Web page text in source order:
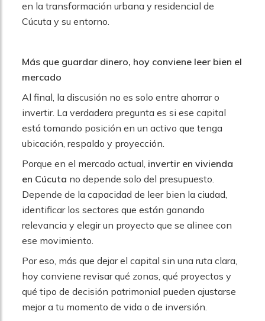
en la transformación urbana y residencial de
Cúcuta y su entorno.
Más que guardar dinero, hoy conviene leer bien el
mercado
Al final, la discusión no es solo entre ahorrar o
invertir. La verdadera pregunta es si ese capital
está tomando posición en un activo que tenga
ubicación, respaldo y proyección.
Porque en el mercado actual, invertir en vivienda
en Cúcuta no depende solo del presupuesto.
Depende de la capacidad de leer bien la ciudad,
identificar los sectores que están ganando
relevancia y elegir un proyecto que se alinee con
ese movimiento.
Por eso, más que dejar el capital sin una ruta clara,
hoy conviene revisar qué zonas, qué proyectos y
qué tipo de decisión patrimonial pueden ajustarse
mejor a tu momento de vida o de inversión.